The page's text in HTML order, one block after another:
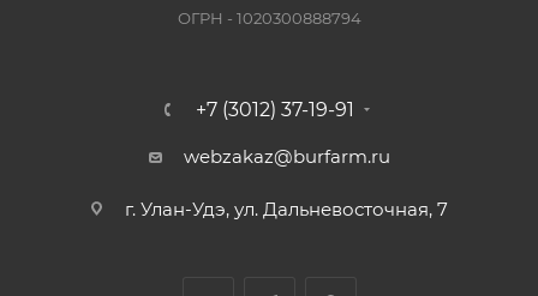
ОГРН - 1020300888794
+7 (3012) 37-19-91
webzakaz@burfarm.ru
г. Улан-Удэ, ул. Дальневосточная, 7